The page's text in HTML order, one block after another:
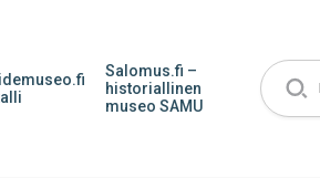
Salomus.fi –
historiallinen
museo SAMU